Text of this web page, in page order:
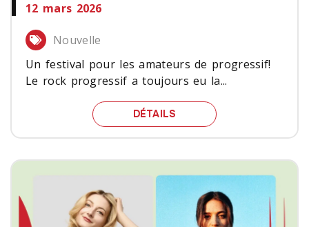
12 mars 2026
Nouvelle
Un festival pour les amateurs de progressif!
Le rock progressif a toujours eu la...
DÉTAILS UN FESTIVAL POUR LES